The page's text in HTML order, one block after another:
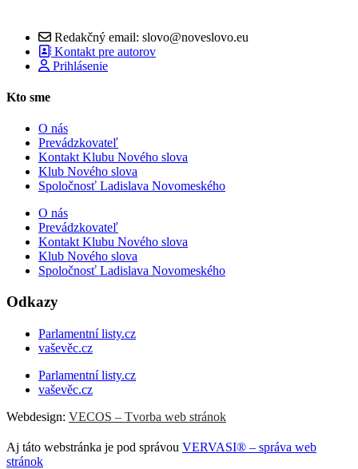
Redakčný email: slovo@noveslovo.eu
Kontakt pre autorov
Prihlásenie
Kto sme
O nás
Prevádzkovateľ
Kontakt Klubu Nového slova
Klub Nového slova
Spoločnosť Ladislava Novomeského
O nás
Prevádzkovateľ
Kontakt Klubu Nového slova
Klub Nového slova
Spoločnosť Ladislava Novomeského
Odkazy
Parlamentní listy.cz
vaševěc.cz
Parlamentní listy.cz
vaševěc.cz
Webdesign: VECOS – Tvorba web stránok
Aj táto webstránka je pod správou VERVASI® – správa web
stránok